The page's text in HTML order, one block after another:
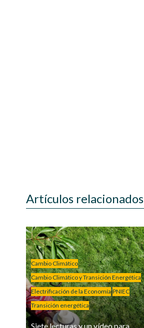
Artículos relacionados
Cambio Climático
Cambio Climático y Transición Energética
Electrificación de la Economía PNIEC
Transición energética
Siete lecturas y un vídeo para